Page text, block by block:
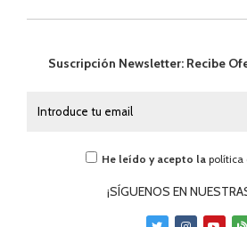
Suscripción Newsletter: Recibe
He leído y acepto la política
¡SÍGUENOS EN